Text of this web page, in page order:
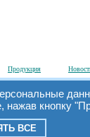
нажав кнопку
ВСЕ
Продукция
материалов